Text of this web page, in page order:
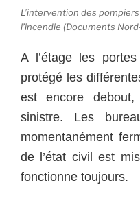
L’intervention des
l’incendie (Documents
A l’étage les
protégé les
est encore
sinistre. Les
momentanément
de l’état civil est
fonctionne toujours.